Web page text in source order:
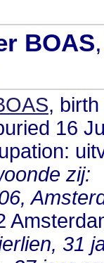
BOAS
,
16
zij:
31